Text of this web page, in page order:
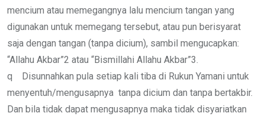
mencium atau memegangnya lalu mencium tangan yang
digunakan untuk memegang tersebut, atau pun berisyarat
saja dengan tangan (tanpa dicium), sambil mengucapkan:
“Allahu Akbar”2 atau “Bismillahi Allahu Akbar”3.
q Disunnahkan pula setiap kali tiba di Rukun Yamani untuk
menyentuh/mengusapnya tanpa dicium dan tanpa bertakbir.
Dan bila tidak dapat mengusapnya maka tidak disyariatkan